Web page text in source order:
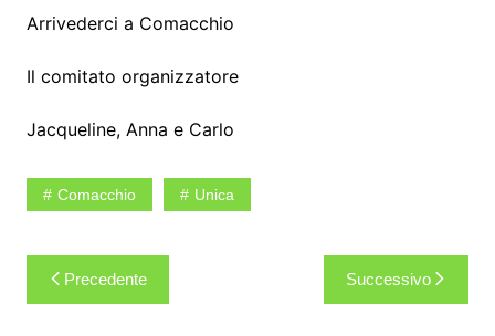
Arrivederci a Comacchio
Il comitato organizzatore
Jacqueline, Anna e Carlo
Comacchio Unica
Navigazione
articoli
Precedente Successivo